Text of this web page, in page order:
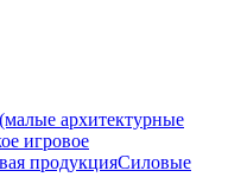
архитектурные
игровое
продукцияСиловые